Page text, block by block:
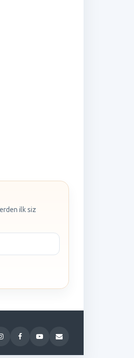
ilk siz